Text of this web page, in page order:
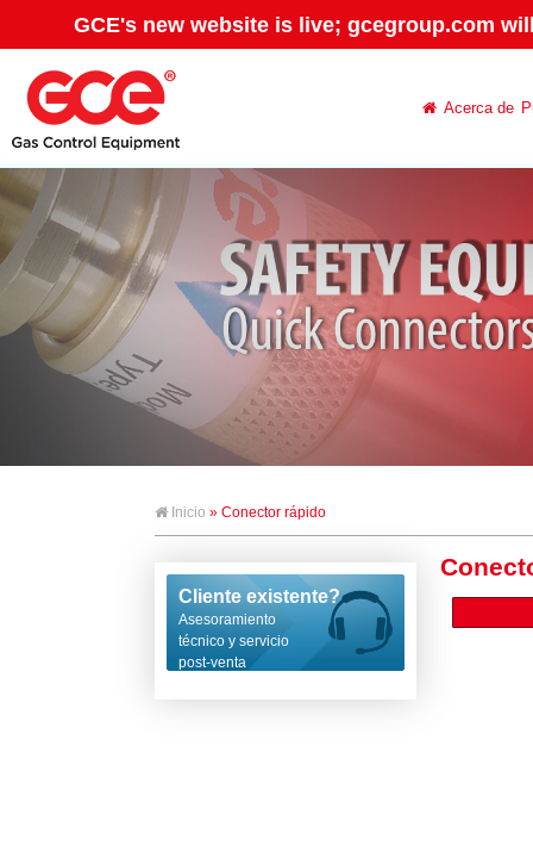
GCE's new website is live; gcegroup.com
Acerca de
Inicio » Conector rápido
Cliente existente?
Asesoramiento
técnico y servicio
post-venta